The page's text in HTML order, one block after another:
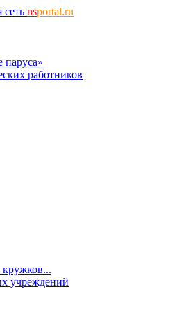
сеть nsportal.ru
паруса»
работников
учреждений